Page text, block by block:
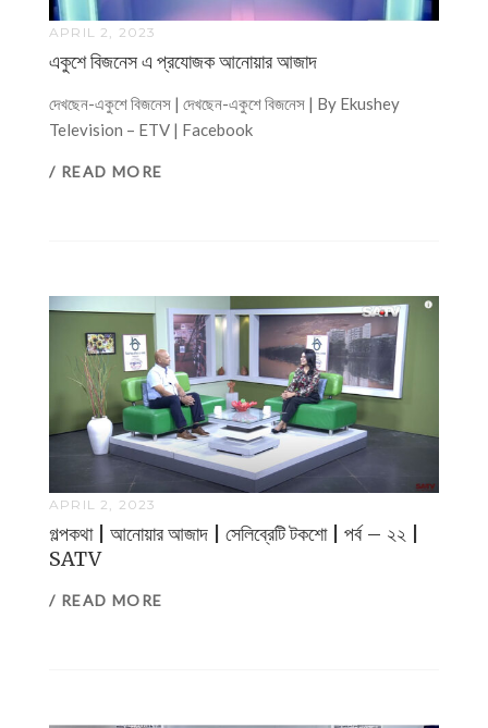
APRIL 2, 2023
একুশে বিজনেস এ প্রযোজক আনোয়ার আজাদ
দেখছেন-একুশে বিজনেস | দেখছেন-একুশে বিজনেস | By Ekushey
Television – ETV | Facebook
/ READ MORE
APRIL 2, 2023
গল্পকথা | আনোয়ার আজাদ | সেলিব্রেটি টকশো | পর্ব – ২২ |
SATV
/ READ MORE